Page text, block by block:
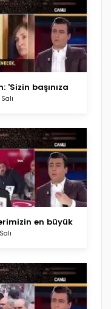
'Sizin başınıza
en büyük